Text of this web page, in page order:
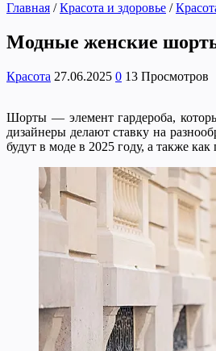
Главная / Красота и здоровье /
Модные женские
Красота 27.06.2025 0 13 Просмотров
Шорты — элемент гардероба,
дизайнеры делают ставку на
будут в моде в 2025 году, а также